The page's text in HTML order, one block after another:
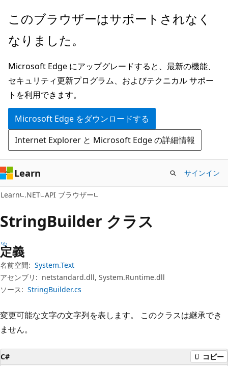
メ
ン
ン
テ
ン
ツ
に
ス
キ
ッ
プ
ペ
ジ
ナ
ビ
ゲ
ー
シ
ョ
ン
に
ス
キ
ッ
プ
このブラウザーはサポートされなく
なりました。
Microsoft Edge にアップグレードすると、最新の機能、
セキュリティ更新プログラム、およびテクニカル サポー
トを利用できます。
Microsoft Edge をダウンロードする
Internet Explorer と Microsoft Edge の詳細情報
Learn サインイン
Learn .NET API ブラウザー
StringBuilder クラス
定義
名前空間: System.Text
アセンブリ: netstandard.dll, System.Runtime.dll
ソース: StringBuilder.cs
変更可能な文字の文字列を表します。 このクラスは継承でき
ません。
C# コピー